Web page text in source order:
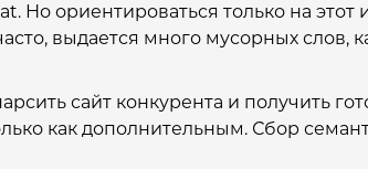
Но ориентироваться только на
выдается много мусорных слов,
сайт конкурента и получить
как дополнительным. Сбор